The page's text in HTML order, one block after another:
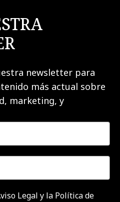
newsletter para
más actual sobre
marketing, y
Legal y la Política de